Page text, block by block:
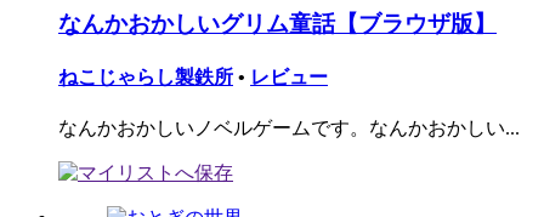
なんかおかしいグリム童話【ブラウザ版】
ねこじゃらし製鉄所 • レビュー
なんかおかしいノベルゲームです。なんかおかしい...